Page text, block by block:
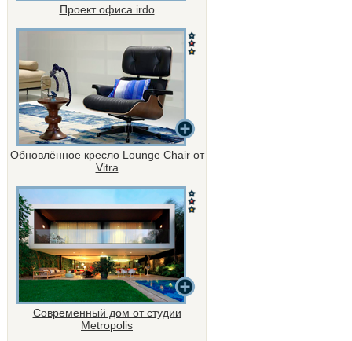
Проект офиса irdo
Обновлённое кресло Lounge Chair от
Vitra
Современный дом от студии
Metropolis